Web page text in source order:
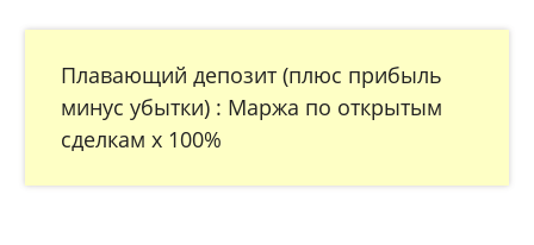
Плавающий депозит (плюс прибыль
минус убытки) : Маржа по открытым
сделкам х 100%